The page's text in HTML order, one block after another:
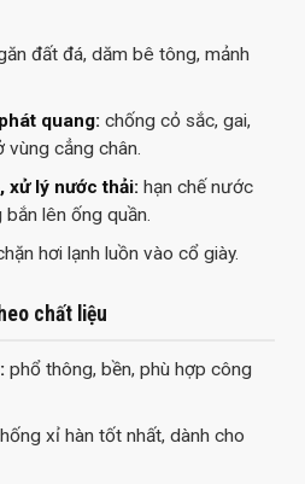
đất đá, dăm bê tông, mảnh
quang: chống cỏ sắc, gai,
vùng cẳng chân.
xử lý nước thải: hạn chế nước
lên ống quần.
hơi lạnh luồn vào cổ giày.
chất liệu
phổ thông, bền, phù hợp công
xỉ hàn tốt nhất, dành cho